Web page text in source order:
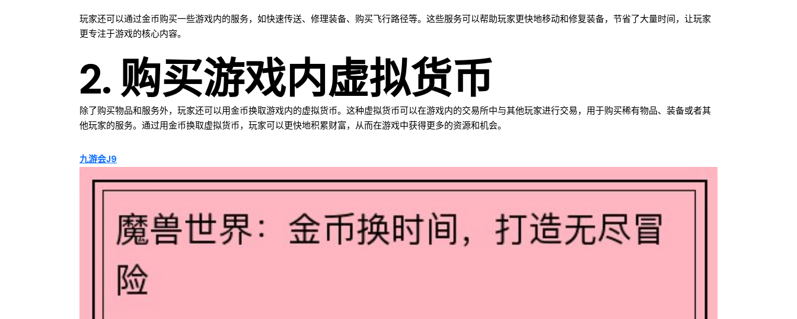
玩家还可以通过金币购买一些游戏内的服务，如快速传送、修理装备、购买飞行路径等。这些服务可以帮助玩家更快地移动和修复装备，节省了大量时间，让玩家
更专注于游戏的核心内容。
2. 购买游戏内虚拟货币
除了购买物品和服务外，玩家还可以用金币换取游戏内的虚拟货币。这种虚拟货币可以在游戏内的交易所中与其他玩家进行交易，用于购买稀有物品、装备或者其
他玩家的服务。通过用金币换取虚拟货币，玩家可以更快地积累财富，从而在游戏中获得更多的资源和机会。
九游会J9